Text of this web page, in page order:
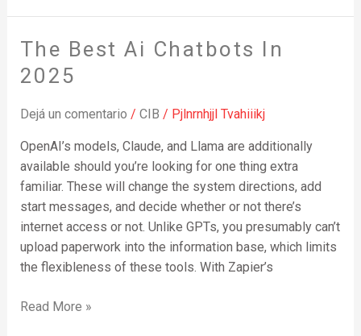
The Best Ai Chatbots In
2025
Dejá un comentario / CIB / Pjlnrnhjjl Tvahiiikj
OpenAI’s models, Claude, and Llama are additionally
available should you’re looking for one thing extra
familiar. These will change the system directions, add
start messages, and decide whether or not there’s
internet access or not. Unlike GPTs, you presumably can’t
upload paperwork into the information base, which limits
the flexibleness of these tools. With Zapier’s
The
Best
Ai
Chatbots
2025
Read More »